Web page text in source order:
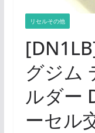
リセルその他
グジム
ルダー
ーセル